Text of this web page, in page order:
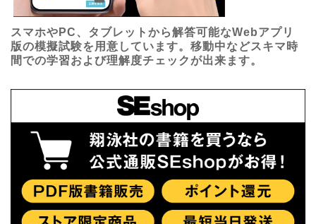
スマホやPC、タブレットから解答可能なWebアプリ
版の模擬試験を用意しています。移動中などスキマ時
間での学習および理解度チェックが出来ます。